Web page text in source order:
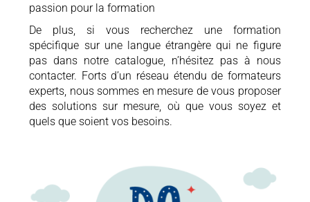
passion pour la formation
De plus, si vous recherchez une formation
spécifique sur une langue étrangère qui ne figure
pas dans notre catalogue, n’hésitez pas à nous
contacter. Forts d’un réseau étendu de formateurs
experts, nous sommes en mesure de vous proposer
des solutions sur mesure, où que vous soyez et
quels que soient vos besoins.